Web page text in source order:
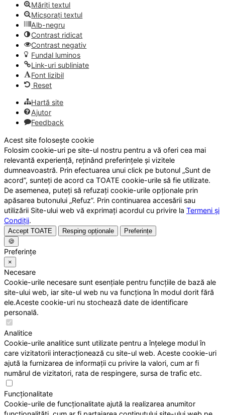
Măriți textul
Micșorați textul
Alb-negru
Contrast ridicat
Contrast negativ
Fundal luminos
Link-uri subliniate
Font lizibil
Reset
Hartă site
Ajutor
Feedback
Acest site folosește cookie
Folosim cookie-uri pe site-ul nostru pentru a vă oferi cea mai
relevantă experiență, reținând preferințele și vizitele
dumneavoastră. Prin efectuarea unui click pe butonul „Sunt de
acord”, sunteți de acord ca TOATE cookie-urile să fie utilizate.
De asemenea, puteți să refuzați cookie-urile opționale prin
apăsarea butonului „Refuz”. Prin continuarea accesării sau
utilizării Site-ului web vă exprimați acordul cu privire la Termeni și
Condiții.
Accept TOATE Resping opționale
Preferințe
🍪
Preferințe
×
Necesare
Cookie-urile necesare sunt esențiale pentru funcțiile de bază ale
site-ului web, iar site-ul web nu va funcționa în modul dorit fără
ele.Aceste cookie-uri nu stochează date de identificare
personală.
Analitice
Cookie-urile analitice sunt utilizate pentru a înțelege modul în
care vizitatorii interacționează cu site-ul web. Aceste cookie-uri
ajută la furnizarea de informații cu privire la valori, cum ar fi
numărul de vizitatori, rata de respingere, sursa de trafic etc.
Funcționalitate
Cookie-urile de funcționalitate ajută la realizarea anumitor